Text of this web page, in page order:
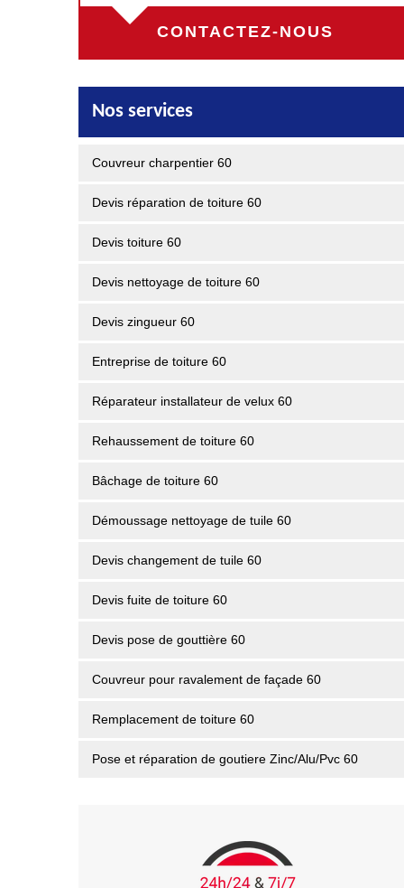
CONTACTEZ-NOUS
Nos services
Couvreur charpentier 60
Devis réparation de toiture 60
Devis toiture 60
Devis nettoyage de toiture 60
Devis zingueur 60
Entreprise de toiture 60
Réparateur installateur de velux 60
Rehaussement de toiture 60
Bâchage de toiture 60
Démoussage nettoyage de tuile 60
Devis changement de tuile 60
Devis fuite de toiture 60
Devis pose de gouttière 60
Couvreur pour ravalement de façade 60
Remplacement de toiture 60
Pose et réparation de goutiere Zinc/Alu/Pvc 60